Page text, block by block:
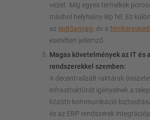
vezet. Míg egyes termékek
máshol helyhiány lép fel. Ez
az építőanyag- és a
esetében jellemző.
Magas követelmények az IT és
rendszerekkel szemben:
A decentralizált raktárak
infrastruktúrát igényelnek a
közötti kommunikáció
és az ERP rendszerek